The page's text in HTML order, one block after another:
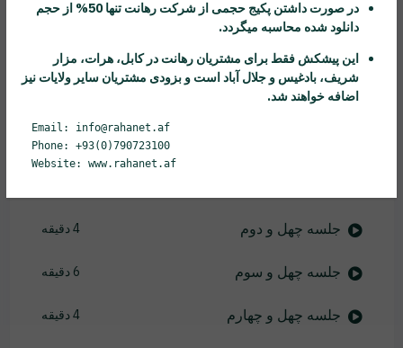
جلسه سی و هفتم 3 دقیقه
جلسه سی و هشتم 3 دقیقه
جلسه سی و نهم
3 دقیقه
جلسه چهل و دوم 4 دقیقه
جلسه چهل و سوم 6 دقیقه
جلسه چهل و چهارم 4 دقیقه
در صورت داشتن پکیج حجمی از شرکت رهانت
تنها 50% از حجم
دانلود شده محاسبه میگردد.
این پیشکش فقط برای مشتریان رهانت در کابل، هرات، مزار
شریف، بادغیس و جلال آباد است و بزودی مشتریان سایر ولایات نیز
اضافه خواهند شد.
Email: info@rahanet.af
Phone: +93(0)790723100
Website: www.rahanet.af